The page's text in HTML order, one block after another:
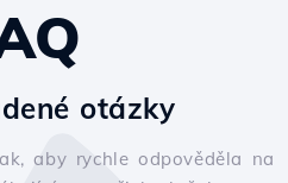
otázky
aby rychle odpověděla na